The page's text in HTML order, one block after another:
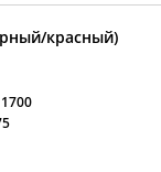
красный)
1700